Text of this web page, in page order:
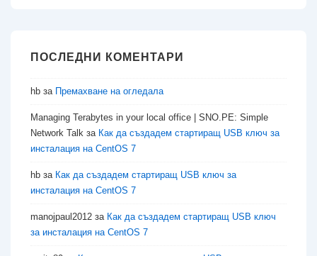
ПОСЛЕДНИ КОМЕНТАРИ
hb за Премахване на огледала
Managing Terabytes in your local office | SNO.PE: Simple
Network Talk за Как да създадем стартиращ USB ключ за
инсталация на CentOS 7
hb за Как да създадем стартиращ USB ключ за
инсталация на CentOS 7
manojpaul2012 за Как да създадем стартиращ USB ключ
за инсталация на CentOS 7